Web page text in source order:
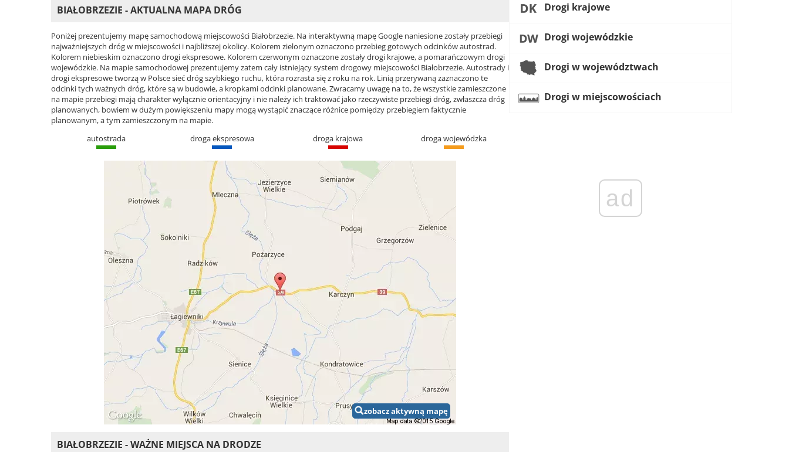
BIAŁOBRZEZIE - AKTUALNA MAPA DRÓG
Poniżej prezentujemy mapę samochodową miejscowości Białobrzezie. Na interaktywną mapę Google naniesione zostały przebiegi
najważniejszych dróg w miejscowości i najbliższej okolicy. Kolorem zielonym oznaczono przebieg gotowych odcinków autostrad.
Kolorem niebieskim oznaczono drogi ekspresowe. Kolorem czerwonym oznaczone zostały drogi krajowe, a pomarańczowym drogi
wojewódzkie. Na mapie samochodowej prezentujemy zatem cały istniejący system drogowy miejscowości Białobrzezie. Autostrady i
drogi ekspresowe tworzą w Polsce sieć dróg szybkiego ruchu, która rozrasta się z roku na rok. Linią przerywaną zaznaczono te
odcinki tych ważnych dróg, które są w budowie, a kropkami odcinki planowane. Zwracamy uwagę na to, że wszystkie zamieszczone
na mapie przebiegi mają charakter wyłącznie orientacyjny i nie należy ich traktować jako rzeczywiste przebiegi dróg, zwłaszcza dróg
planowanych, bowiem w dużym powiększeniu mapy mogą wystąpić znaczące różnice pomiędzy przebiegiem faktycznie
planowanym, a tym zamieszczonym na mapie.
autostrada
droga ekspresowa droga krajowa droga wojewódzka
zobacz aktywną mapę
BIAŁOBRZEZIE - WAŻNE MIEJSCA NA DRODZE
Drogi krajowe
Drogi wojewódzkie
Drogi w województwach
Drogi w miejscowościach
ad